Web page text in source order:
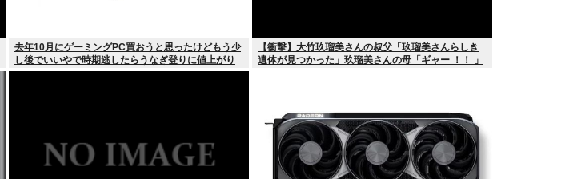
去年10月にゲーミングPC買おうと思ったけどもう少
し後でいいやで時期逃したらうなぎ登りに値上がり
していった
【衝撃】大竹玖瑠美さんの叔父「玖瑠美さんらしき
遺体が見つかった」玖瑠美さんの母「ギャー ！！ 」